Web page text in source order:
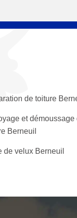
de toiture
et démoussage
Berneuil
de velux Berneuil